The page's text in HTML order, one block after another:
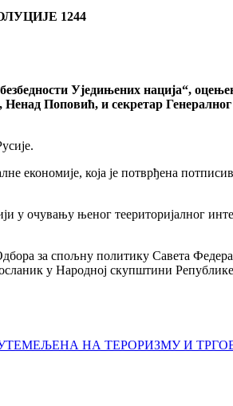
1244
Уједињених нација“,
Поповић, и секретар Генералног
економије, која је потврђена
у очувању њеног теериторијалног
за спољну политику Савета
у Народној скупштини
НА ТЕРОРИЗМУ И